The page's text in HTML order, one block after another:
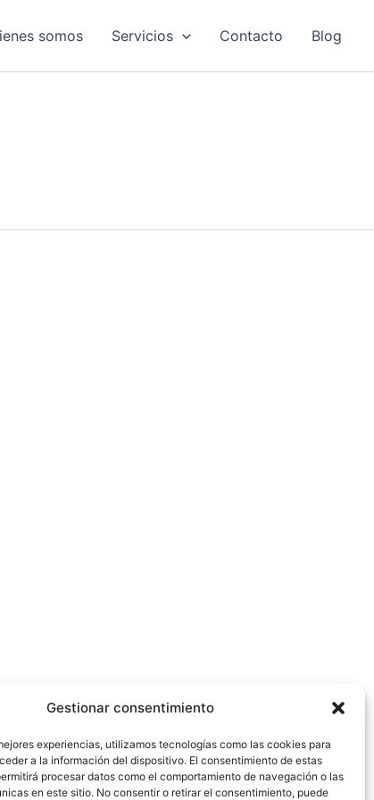
Gestionar consentimiento
experiencias, utilizamos tecnologías como las cookies para
a la información del dispositivo. El consentimiento de estas
procesar datos como el comportamiento de navegación o las
en este sitio. No consentir o retirar el consentimiento, puede
somos Servicios Contacto Blog